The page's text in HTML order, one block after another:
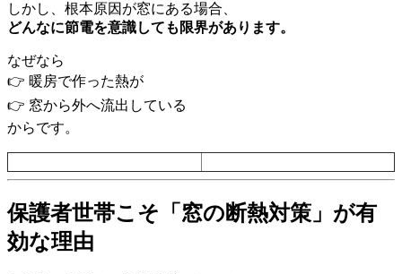
しかし、根本原因が窓にある場合、
どんなに節電を意識しても限界があります。
なぜなら
👉 暖房で作った熱が
👉 窓から外へ流出している
からです。
保護者世帯こそ「窓の断熱対策」が有
効な理由